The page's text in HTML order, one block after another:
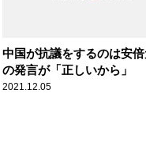
中国が抗議をするのは安
の発言が「正しいから」
2021.12.05